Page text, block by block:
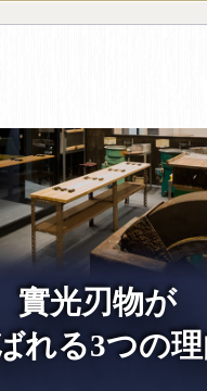
實光刃物が
れる3つの